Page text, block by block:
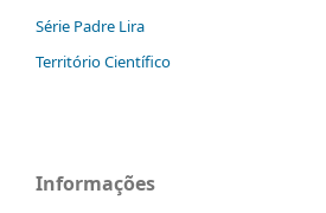
Série Padre Lira
Território Científico
Informações